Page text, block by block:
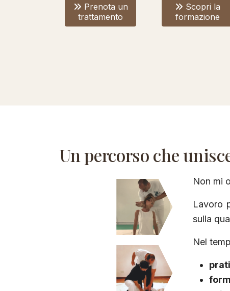
Prenota un
trattamento
Scopri la
formazione
Un percorso che
Non mi
Lavoro
sulla
Nel